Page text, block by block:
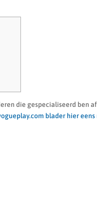
die gespecialiseerd ben
blader hier eens